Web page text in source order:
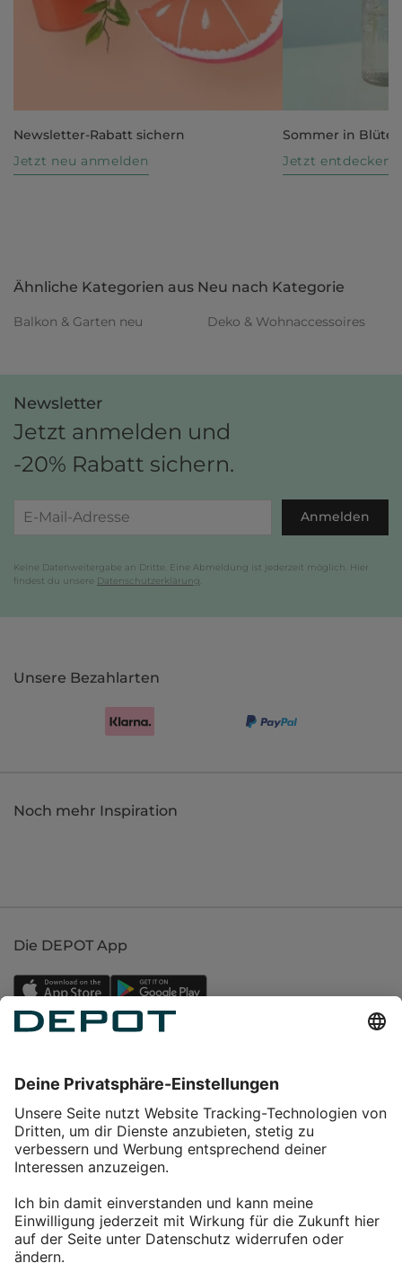
Newsletter-Rabatt sichern
Jetzt neu anmelden
Sommer in Blüte
Jetzt entdecken
Ähnliche Kategorien aus Neu nach Kategorie
Balkon & Garten neu Deko & Wohnaccessoires
Newsletter
Jetzt anmelden und
-20% Rabatt sichern.
Anmelden
Keine Datenweitergabe an Dritte. Eine Abmeldung ist jederzeit möglich. Hier
findest du unsere Datenschutzerklärung
Unsere Bezahlarten
Noch mehr Inspiration
Die DEPOT App
Service
Über DEPOT
Kontakt